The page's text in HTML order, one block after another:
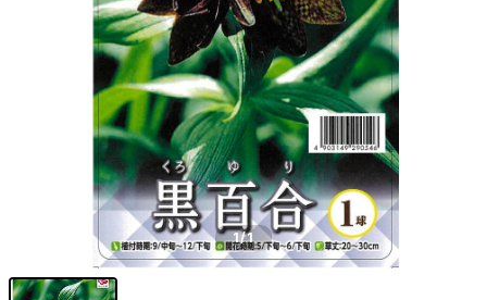
1/1